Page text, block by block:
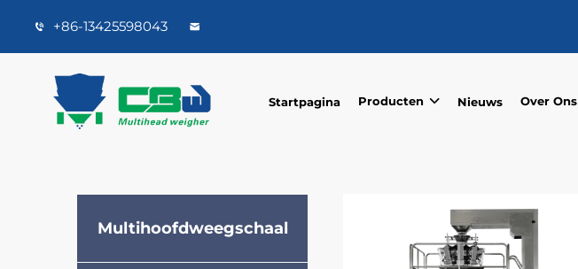
+86-13425598043
Startpagina Producten Nieuws Over Ons
Multihoofdweegschaal